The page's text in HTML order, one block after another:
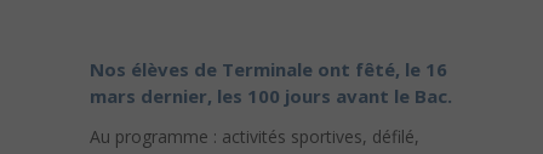
Nos élèves de Terminale ont fêté, le 16
mars dernier, les 100 jours avant le Bac.
Au programme : activités sportives, défilé,